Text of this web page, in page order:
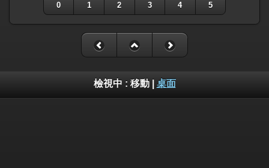
0 1 2 3 4 5
檢視中 : 移動| 桌面